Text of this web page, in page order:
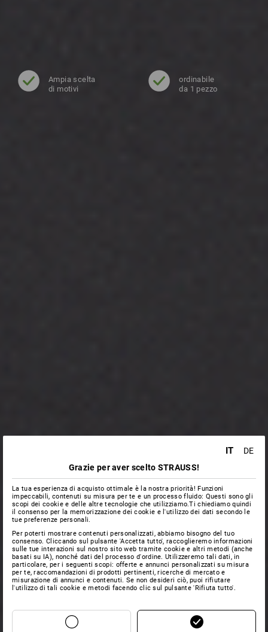
Ampia scelta
di motivi
ordinabile
da 1 pezzo
IT
DE
Grazie per aver scelto STRAUSS!
La tua esperienza di acquisto ottimale è la nostra priorità! Funzioni
impeccabili, contenuti su misura per te e un processo fluido: Questi sono gli
scopi dei cookie e delle altre tecnologie che utilizziamo.Ti chiediamo quindi
il consenso per la memorizzazione dei cookie e l'utilizzo dei dati secondo le
tue preferenze personali.
Per poterti mostrare contenuti personalizzati, abbiamo bisogno del tuo
consenso. Cliccando sul pulsante 'Accetta tutto', raccoglieremo informazioni
sulle tue interazioni sul nostro sito web tramite cookie e altri metodi (anche
basati su IA), nonché dati del processo d'ordine. Utilizzeremo tali dati, in
particolare, per i seguenti scopi: offerte e annunci personalizzati su misura
per te, raccomandazioni di prodotti pertinenti, ricerche di mercato e
misurazione di annunci e contenuti. Se non desideri ciò, puoi rifiutare
l'utilizzo di tali cookie e metodi facendo clic sul pulsante 'Rifiuta tutto'.